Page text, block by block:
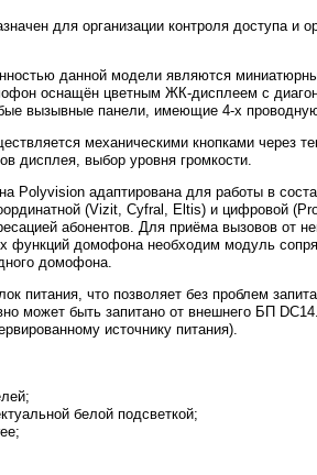
для организации контроля доступа и
данной модели являются
оснащён цветным ЖК-дисплеем с
вызывные панели, имеющие 4-х
механическими кнопками через
дисплея, выбор уровня громкости.
Polyvision адаптирована для работы в
(Vizit, Cyfral, Eltis) и цифровой
абонентов. Для приёма вызовов от
функций домофона необходим модуль
домофона.
питания, что позволяет без проблем
может быть запитано от внешнего БП
источнику питания).
белой подсветкой;